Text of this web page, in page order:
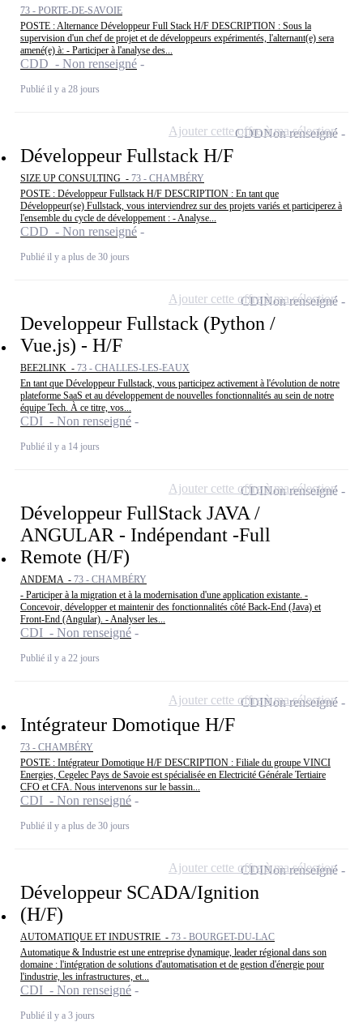
73 - PORTE-DE-SAVOIE
POSTE : Alternance Développeur Full Stack H/F DESCRIPTION : Sous la
supervision d'un chef de projet et de développeurs expérimentés, l'alternant(e) sera
amené(e) à: - Participer à l'analyse des...
CDD - Non renseigné
Publié il y a 28 jours
Développeur Fullstack H/F
SIZE UP CONSULTING - 73 - CHAMBÉRY
POSTE : Développeur Fullstack H/F DESCRIPTION : En tant que
Développeur(se) Fullstack, vous interviendrez sur des projets variés et participerez à
l'ensemble du cycle de développement : - Analyse...
CDD - Non renseigné
Publié il y a plus de 30 jours
CDDNon renseigné
Ajouter cette offre à ma sélection
Developpeur Fullstack (Python /
Vue.js) - H/F
BEE2LINK - 73 - CHALLES-LES-EAUX
En tant que Développeur Fullstack, vous participez activement à l'évolution de notre
plateforme SaaS et au développement de nouvelles fonctionnalités au sein de notre
équipe Tech. À ce titre, vos...
CDI - Non renseigné
Publié il y a 14 jours
CDINon renseigné
Ajouter cette offre à ma sélection
Développeur FullStack JAVA /
ANGULAR - Indépendant -Full
Remote (H/F)
ANDEMA - 73 - CHAMBÉRY
- Participer à la migration et à la modernisation d'une application existante. -
Concevoir, développer et maintenir des fonctionnalités côté Back-End (Java) et
Front-End (Angular). - Analyser les...
CDI - Non renseigné
Publié il y a 22 jours
CDINon renseigné
Ajouter cette offre à ma sélection
Intégrateur Domotique H/F
73 - CHAMBÉRY
POSTE : Intégrateur Domotique H/F DESCRIPTION : Filiale du groupe VINCI
Energies, Cegelec Pays de Savoie est spécialisée en Electricité Générale Tertiaire
CFO et CFA. Nous intervenons sur le bassin...
CDI - Non renseigné
Publié il y a plus de 30 jours
CDINon renseigné
Ajouter cette offre à ma sélection
Développeur SCADA/Ignition
(H/F)
AUTOMATIQUE ET INDUSTRIE - 73 - BOURGET-DU-LAC
Automatique & Industrie est une entreprise dynamique, leader régional dans son
domaine : l'intégration de solutions d'automatisation et de gestion d'énergie pour
l'industrie, les infrastructures, et...
CDI - Non renseigné
Publié il y a 3 jours
CDINon renseigné
Ajouter cette offre à ma sélection